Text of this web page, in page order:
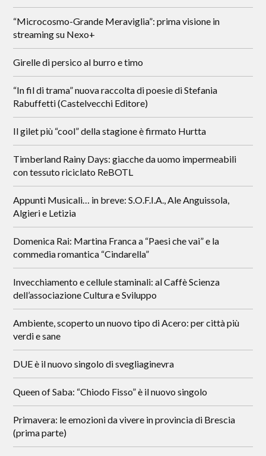
“Microcosmo-Grande Meraviglia”: prima visione in
streaming su Nexo+
Girelle di persico al burro e timo
“In fil di trama” nuova raccolta di poesie di Stefania
Rabuffetti (Castelvecchi Editore)
Il gilet più “cool” della stagione è firmato Hurtta
Timberland Rainy Days: giacche da uomo impermeabili
con tessuto riciclato ReBOTL
Appunti Musicali… in breve: S.O.F.I.A., Ale Anguissola,
Algieri e Letizia
Domenica Rai: Martina Franca a “Paesi che vai” e la
commedia romantica “Cindarella”
Invecchiamento e cellule staminali: al Caffè Scienza
dell’associazione Cultura e Sviluppo
Ambiente, scoperto un nuovo tipo di Acero: per città più
verdi e sane
DUE è il nuovo singolo di svegliaginevra
Queen of Saba: “Chiodo Fisso” è il nuovo singolo
Primavera: le emozioni da vivere in provincia di Brescia
(prima parte)